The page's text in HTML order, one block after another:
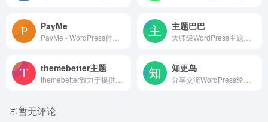
PayMe 主题巴巴
themebetter主题 知更鸟
暂无评论